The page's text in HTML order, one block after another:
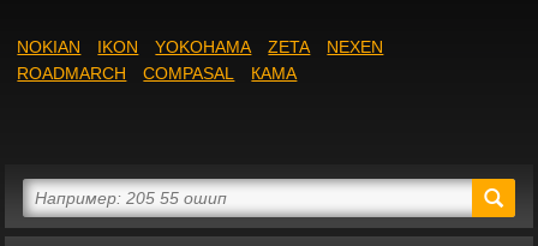
NOKIAN IKON YOKOHAMA ZETA
NEXEN
ROADMARCH
COMPASAL КАМА